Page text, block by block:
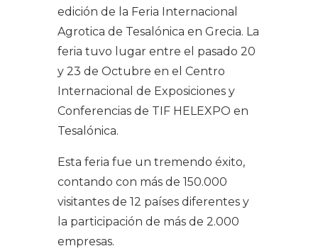
edición de la Feria Internacional
Agrotica de Tesalónica en Grecia. La
feria tuvo lugar entre el pasado 20
y 23 de Octubre en el Centro
Internacional de Exposiciones y
Conferencias de TIF HELEXPO en
Tesalónica.
Esta feria fue un tremendo éxito,
contando con más de 150.000
visitantes de 12 países diferentes y
la participación de más de 2.000
empresas.